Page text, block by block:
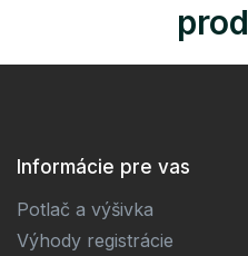
Informácie pre vas
Potlač a výšivka
Výhody registrácie